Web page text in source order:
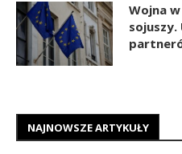
Wojna
sojuszy.
NAJNOWSZE ARTYKUŁY